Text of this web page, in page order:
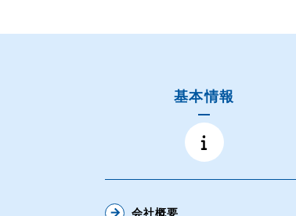
基本情報
基本情報
arrow_forward 会社概要